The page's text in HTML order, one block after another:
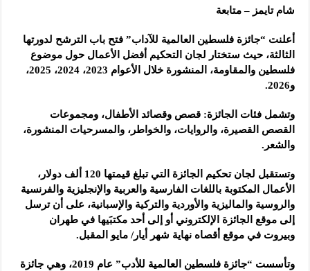
شام تايمز – متابعة
أعلنت “جائزة فلسطين العالمية للآداب” فتح باب الترشح لدورتها
الثالثة، حيث ستختار لجان التحكيم أفضل الأعمال حول موضوع
فلسطين والمقاومة، المنشورة خلال الأعوام 2023، 2024، 2025،
و2026.
وتشمل فئات الجائزة: قصص وقصائد الأطفال، ومجموعات
القصص القصيرة، والروايات، والخواطر، والمسرحيات المنشورة،
والشعر.
وتستقبل لجان تحكيم الجائزة التي تبلغ قيمتها 120 ألف دولار،
الأعمال المكتوبة باللغات الفارسية والعربية والإنجليزية والفرنسية
والروسية والماليزية والأوردية والتركية والإسبانية، على أن ترسل
إلى موقع الجائزة الإلكتروني أو إلى أحد مكتبَيها في طهران
وبيروت في موقع أقصاه نهاية شهر أيار/ مايو المقبل.
وتأسست “جائزة فلسطين العالمية للأدب” عام 2019، وهي جائزة